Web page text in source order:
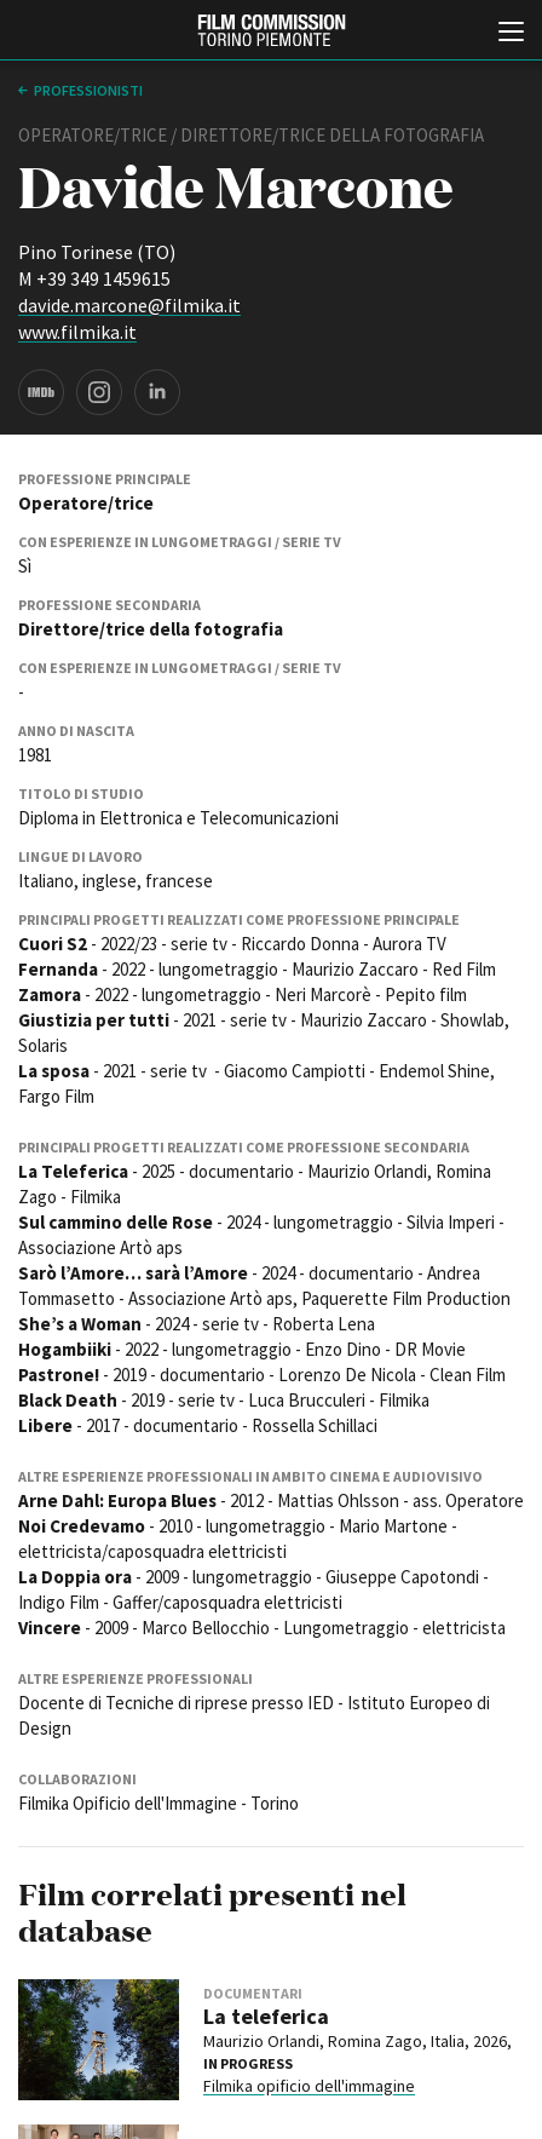
ABOUT
Chi siamo
Contatti
La sede
Partner
Bilancio sociale
Amministrazione
trasparente
Bandi e gare
SERVIZI
Servizi generali
Location scouting
Spazi nella sede FCTP
Sala Casting
FILM FUNDS
Piemonte Film Tv Fund
Piemonte Film Tv
Development Fund
Piemonte Doc Film Fund
Short Film Fund
PRODUCTION GUIDE
Società di produzione
Strutture di servizio
Professionisti
Attrici-Attori
Beginners
LOCATION GUIDE
FILM DATABASE
BOOK DATABASE
NEWS
CASTING
Ciak in TOur!
Berlinale Internationalen
Industry Days
Locarno Film Festival
Mostra Internazionale d’Arte
Cinematografica Venezia
Toronto International Film
Festa del Cinema di Roma
David di Donatello
Nastri d’Argento
Location - Accedi al tuo
profilo
Location - Nuovo utente
Newsletter
Lavora con noi
Stage - Tirocini - Scuola e
Elenco Operatori Economici
per affidamento lavori in
economia
Amministrazione trasparente
Bandi e gare
Privacy
Whistleblowing
Credits
PROFESSIONISTI
OPERATORE/TRICE / DIRETTORE/TRICE DELLA FOTOGRAFIA
Davide Marcone
Pino Torinese (TO)
M +39 349 1459615
davide.marcone@filmika.it
www.filmika.it
PROFESSIONE PRINCIPALE
Operatore/trice
CON ESPERIENZE IN LUNGOMETRAGGI / SERIE TV
Sì
PROFESSIONE SECONDARIA
Direttore/trice della fotografia
CON ESPERIENZE IN LUNGOMETRAGGI / SERIE TV
-
ANNO DI NASCITA
1981
TITOLO DI STUDIO
Diploma in Elettronica e Telecomunicazioni
LINGUE DI LAVORO
Italiano, inglese, francese
PRINCIPALI PROGETTI REALIZZATI COME PROFESSIONE PRINCIPALE
Cuori S2 - 2022/23 - serie tv - Riccardo Donna - Aurora TV
Fernanda - 2022 - lungometraggio - Maurizio Zaccaro - Red Film
Zamora - 2022 - lungometraggio - Neri Marcorè - Pepito film
Giustizia per tutti - 2021 - serie tv - Maurizio Zaccaro - Showlab,
Solaris
La sposa - 2021 - serie tv - Giacomo Campiotti - Endemol Shine,
Fargo Film
PRINCIPALI PROGETTI REALIZZATI COME PROFESSIONE SECONDARIA
La Teleferica - 2025 - documentario - Maurizio Orlandi, Romina
Zago - Filmika
Sul cammino delle Rose - 2024 - lungometraggio - Silvia Imperi -
Associazione Artò aps
Sarò l’Amore… sarà l’Amore - 2024 - documentario - Andrea
Tommasetto - Associazione Artò aps, Paquerette Film Production
She’s a Woman - 2024 - serie tv - Roberta Lena
Hogambiiki - 2022 - lungometraggio - Enzo Dino - DR Movie
Pastrone! - 2019 - documentario - Lorenzo De Nicola - Clean Film
Black Death - 2019 - serie tv - Luca Brucculeri - Filmika
Libere - 2017 - documentario - Rossella Schillaci
ALTRE ESPERIENZE PROFESSIONALI IN AMBITO CINEMA E AUDIOVISIVO
Arne Dahl: Europa Blues - 2012 - Mattias Ohlsson - ass. Operatore
Noi Credevamo - 2010 - lungometraggio - Mario Martone -
elettricista/caposquadra elettricisti
La Doppia ora - 2009 - lungometraggio - Giuseppe Capotondi -
Indigo Film - Gaffer/caposquadra elettricisti
Vincere - 2009 - Marco Bellocchio - Lungometraggio - elettricista
ALTRE ESPERIENZE PROFESSIONALI
Docente di Tecniche di riprese presso IED - Istituto Europeo di
Design
COLLABORAZIONI
Filmika Opificio dell'Immagine - Torino
Film correlati presenti nel
database
DOCUMENTARI
La teleferica
Maurizio Orlandi, Romina Zago, Italia, 2026,
IN PROGRESS
Filmika opificio dell'immagine